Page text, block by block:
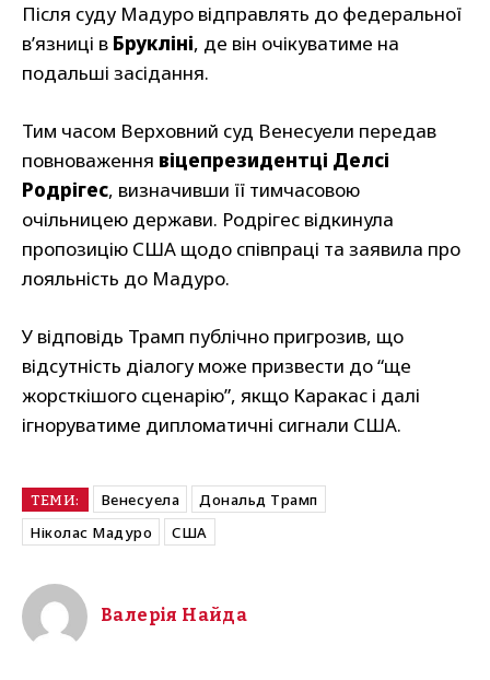
Після суду Мадуро відправлять до федеральної
в’язниці в Брукліні, де він очікуватиме на
подальші засідання.
Тим часом Верховний суд Венесуели передав
повноваження віцепрезидентці Делсі
Родрігес, визначивши її тимчасовою
очільницею держави. Родрігес відкинула
пропозицію США щодо співпраці та заявила про
лояльність до Мадуро.
У відповідь Трамп публічно пригрозив, що
відсутність діалогу може призвести до “ще
жорсткішого сценарію”, якщо Каракас і далі
ігноруватиме дипломатичні сигнали США.
ТЕМИ: Венесуела
Дональд Трамп
Ніколас Мадуро
США
Валерія Найда